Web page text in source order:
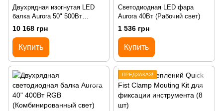
Двухрядная изогнутая LED
балка Aurora 50" 500Вт
(Комбинированный свет)
10 168 грн
Купить
Светодиодная LED фара
Aurora 40Вт (Рабочий свет)
1 536 грн
Купить
ПРЕДЗАКАЗ!